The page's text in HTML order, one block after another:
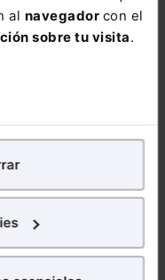
al navegador con el
sobre tu visita.
tu experienciaen
fines publicitarios,
y contenidos de tu